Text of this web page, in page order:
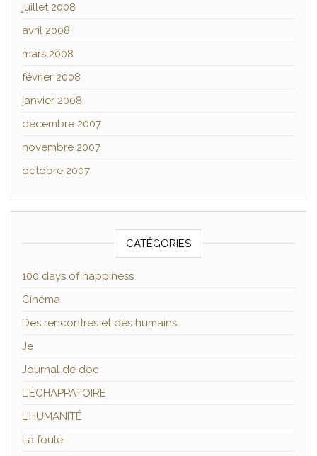
juillet 2008
avril 2008
mars 2008
février 2008
janvier 2008
décembre 2007
novembre 2007
octobre 2007
CATÉGORIES
100 days of happiness
Cinéma
Des rencontres et des humains
Je
Journal de doc
L'ÉCHAPPATOIRE
L'HUMANITÉ
La foule